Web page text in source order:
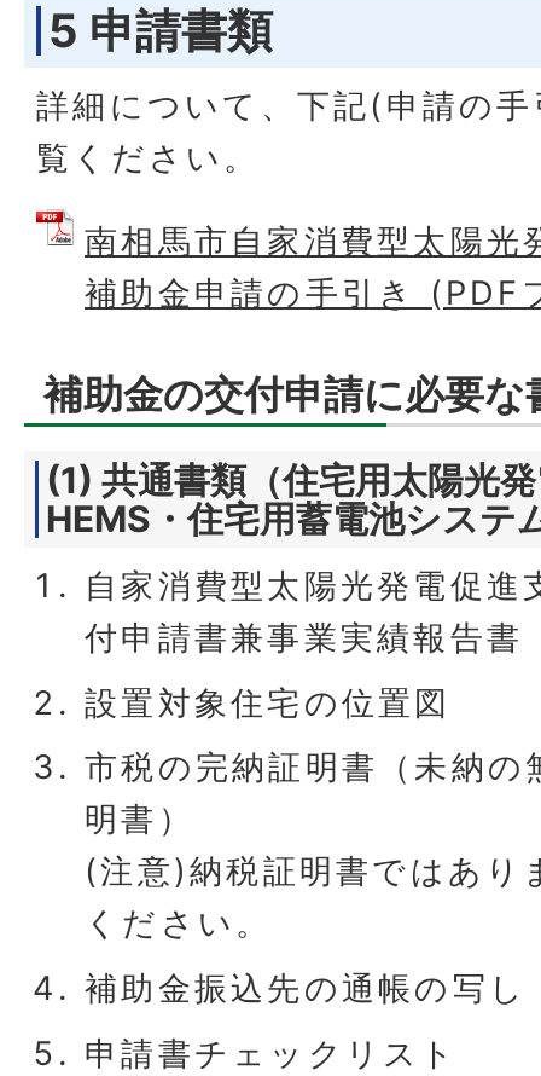
5 申請書類
詳細について、下記(申請の
覧ください。
南相馬市自家消費型太陽光
補助金申請の手引き
補助金の交付申請に必要な
(1) 共通書類（住宅用太陽光
HEMS・住宅用蓄電池システ
自家消費型太陽光発電促進
付申請書兼事業実績報告書
設置対象住宅の位置図
市税の完納証明書（未納
明書）
(注意)納税証明書ではあり
ください。
補助金振込先の通帳の写し
申請書チェックリスト